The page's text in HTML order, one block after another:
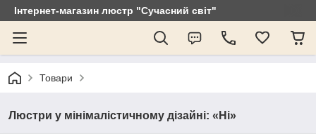
Інтернет-магазин люстр "Сучасний світ"
Товари
Люстри у мінімалістичному дізайні: «Ні»